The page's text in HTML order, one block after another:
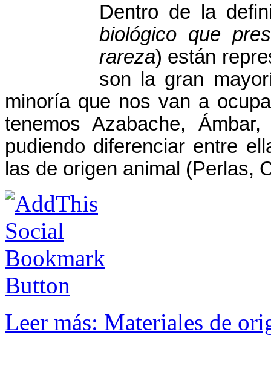
Dentro de la
biológico que
rareza) están
son la gran
minoría que nos van a
tenemos Azabache,
pudiendo diferenciar entre
las de origen animal (Perlas,
Leer más: Materiales de